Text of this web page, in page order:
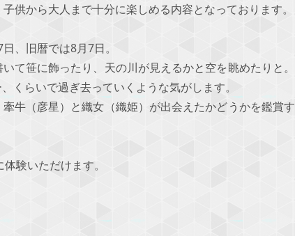
供から大人まで十分に楽しめる内容となっております。
、旧暦では8月7日。
て笹に飾ったり、天の川が見えるかと空を眺めたりと。
くらいで過ぎ去っていくような気がします。
牛（彦星）と織女（織姫）が出会えたかどうかを鑑賞す
験いただけます。